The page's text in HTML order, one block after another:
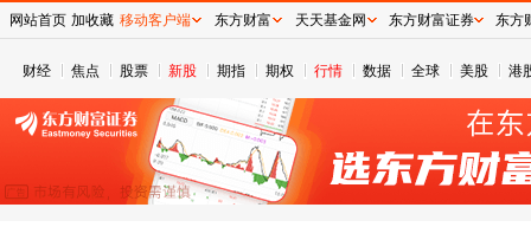
财经 焦点 股票 新股 期指 期权 行情 数据 全球 美股 港
网站首页 加收藏 移动客户端 东方财富 天天基金网 东方财富证券 东方